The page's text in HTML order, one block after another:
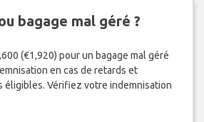
bagage mal géré ?
(€1,920) pour un bagage mal géré
en cas de retards et
éligibles. Vérifiez votre indemnisation